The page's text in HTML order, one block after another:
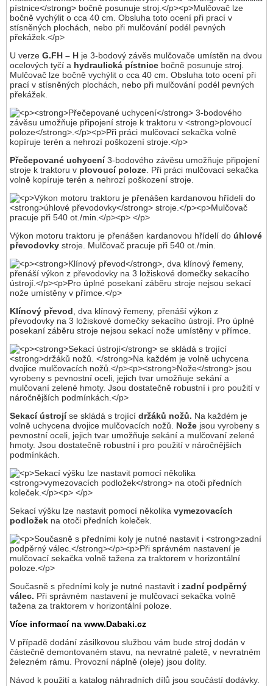
U verze G.FH – H je 3-bodový závěs mulčovače umístěn na dvou
ocelových tyčí a hydraulická pístnice bočně posunuje stroj.
Mulčovač lze bočně vychýlit o cca 40 cm. Obsluha toto ocení při
prací v stísněných plochách, nebo při mulčování podél pevných
překážek.
Přečepované uchycení3-bodového závěsu umožňuje připojení
stroje k traktoru v plovoucí poloze . Při práci mulčovací sekačka
volně kopíruje terén a nehrozí poškození stroje.
Výkon motoru traktoru je přenášen kardanovou hřídelí do úhlové
převodovky stroje. Mulčovač pracuje při 540 ot./min.
Klínový převod , dva klínový řemeny, přenáší výkon z
převodovky na 3 ložiskové domečky sekacího ústrojí. Pro úplné
posekaní záběru stroje nejsou sekací nože umístěny v přímce.
Sekací ústrojíse skládá s trojící držáků nožů. Na každém je
volně uchycena dvojice mulčovacích nožů. Nože jsou vyrobeny s
pevnostní oceli, jejich tvar umožňuje sekání a mulčovaní zelené
hmoty. Jsou dostatečně robustní i pro použití v náročnějších
podmínkách.
Sekací výšku lze nastavit pomocí několika vymezovacích
podložek na otoči předních koleček.
Současně s předními koly je nutné nastavit i zadní podpěrný
válec. Při správném nastavení je mulčovací sekačka volně
tažena za traktorem v horizontální poloze.
Více informací na www.Dabaki.cz
V případě dodání zásilkovou službou vám bude stroj dodán v
částečně demontovaném stavu, na nevratné paletě, v nevratném
železném rámu. Provozní náplně (oleje) jsou dolity.
Návod k použití a katalog náhradních dílů jsou součástí dodávky.